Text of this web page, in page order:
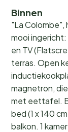
Binnen
"La Colombe",
mooi
en TV
terras. Open
magnetron,
met eettafel.
bed (1 x 140
balkon. 1